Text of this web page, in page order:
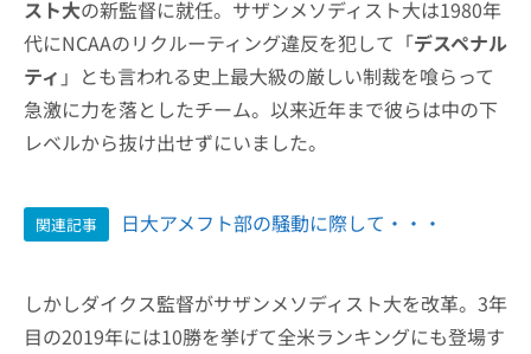
スト大の新監督に就任。サザンメソディスト大は1980年
代にNCAAのリクルーティング違反を犯して「デスペナル
ティ 」とも言われる史上最大級の厳しい制裁を喰らって
急激に力を落としたチーム。以来近年まで彼らは中の下
レベルから抜け出せずにいました。
関連記事 日大アメフト部の騒動に際して・・・
しかしダイクス監督がサザンメソディスト大を改革。3年
目の2019年には10勝を挙げて全米ランキングにも登場す